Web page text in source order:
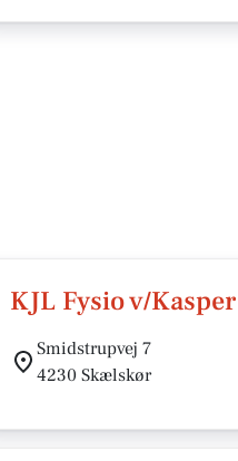
KJL Fysio v/
Smidstrupvej 7
4230 Skælskør